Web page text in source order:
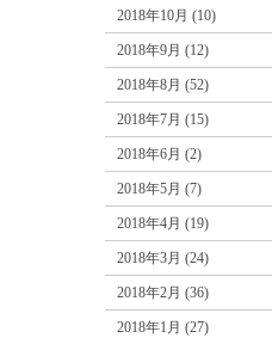
2018年10月 (10)
2018年9月 (12)
2018年8月 (52)
2018年7月 (15)
2018年6月 (2)
2018年5月 (7)
2018年4月 (19)
2018年3月 (24)
2018年2月 (36)
2018年1月 (27)